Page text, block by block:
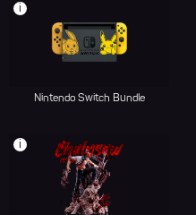
i
Nintendo Switch Bundle
i